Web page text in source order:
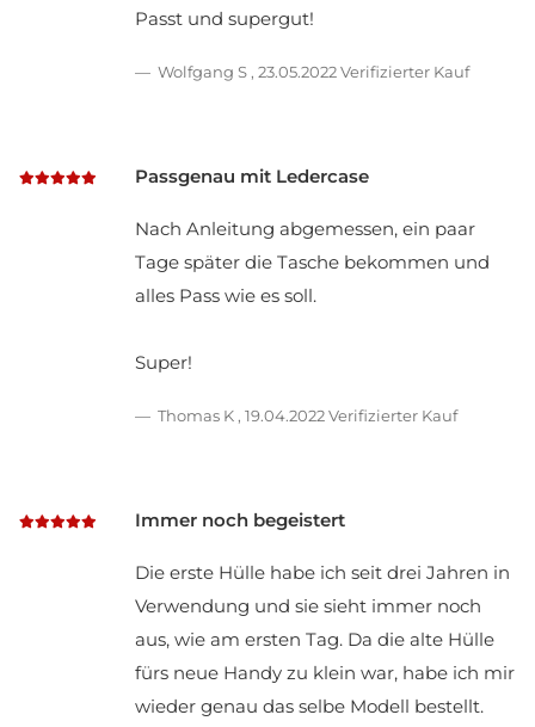
Passt und supergut!
Wolfgang S , 23.05.2022Verifizierter Kauf
Passgenau mit Ledercase
Nach Anleitung abgemessen, ein paar
Tage später die Tasche bekommen und
alles Pass wie es soll.
Super!
Thomas K , 19.04.2022Verifizierter Kauf
Immer noch begeistert
Die erste Hülle habe ich seit drei Jahren in
Verwendung und sie sieht immer noch
aus, wie am ersten Tag. Da die alte Hülle
fürs neue Handy zu klein war, habe ich mir
wieder genau das selbe Modell bestellt.